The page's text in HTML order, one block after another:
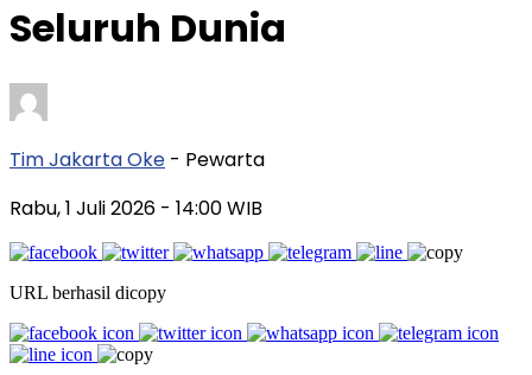
Seluruh Dunia
Tim Jakarta Oke - Pewarta
Rabu, 1 Juli 2026 - 14:00 WIB
URL berhasil dicopy